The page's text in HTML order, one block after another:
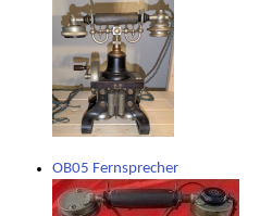
OB05 Fernsprecher